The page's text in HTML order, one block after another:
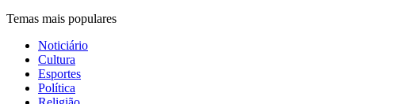
Temas mais populares
Noticiário
Cultura
Esportes
Política